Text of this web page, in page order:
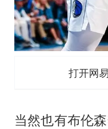
打开网
当然也有布伦